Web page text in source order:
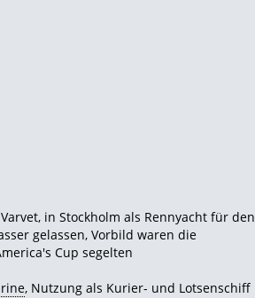
in Stockholm als Rennyacht für den
gelassen, Vorbild waren die
Cup segelten
, Nutzung als Kurier- und Lotsenschiff